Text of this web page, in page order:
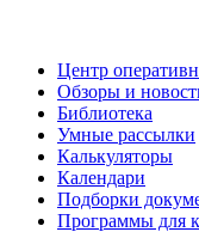
Центр
Обзоры и
Библиотека
Умные рассылки
Калькуляторы
Календари
Подборки
Программы для